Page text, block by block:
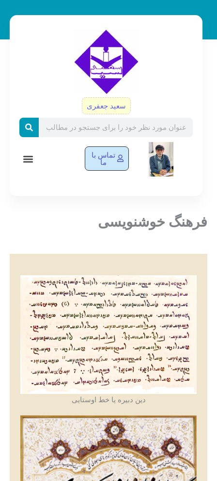
سعید جعفری
تماس با
ما
فرهنگ خوشنویسی
دین دبیره یا خط اوستایی